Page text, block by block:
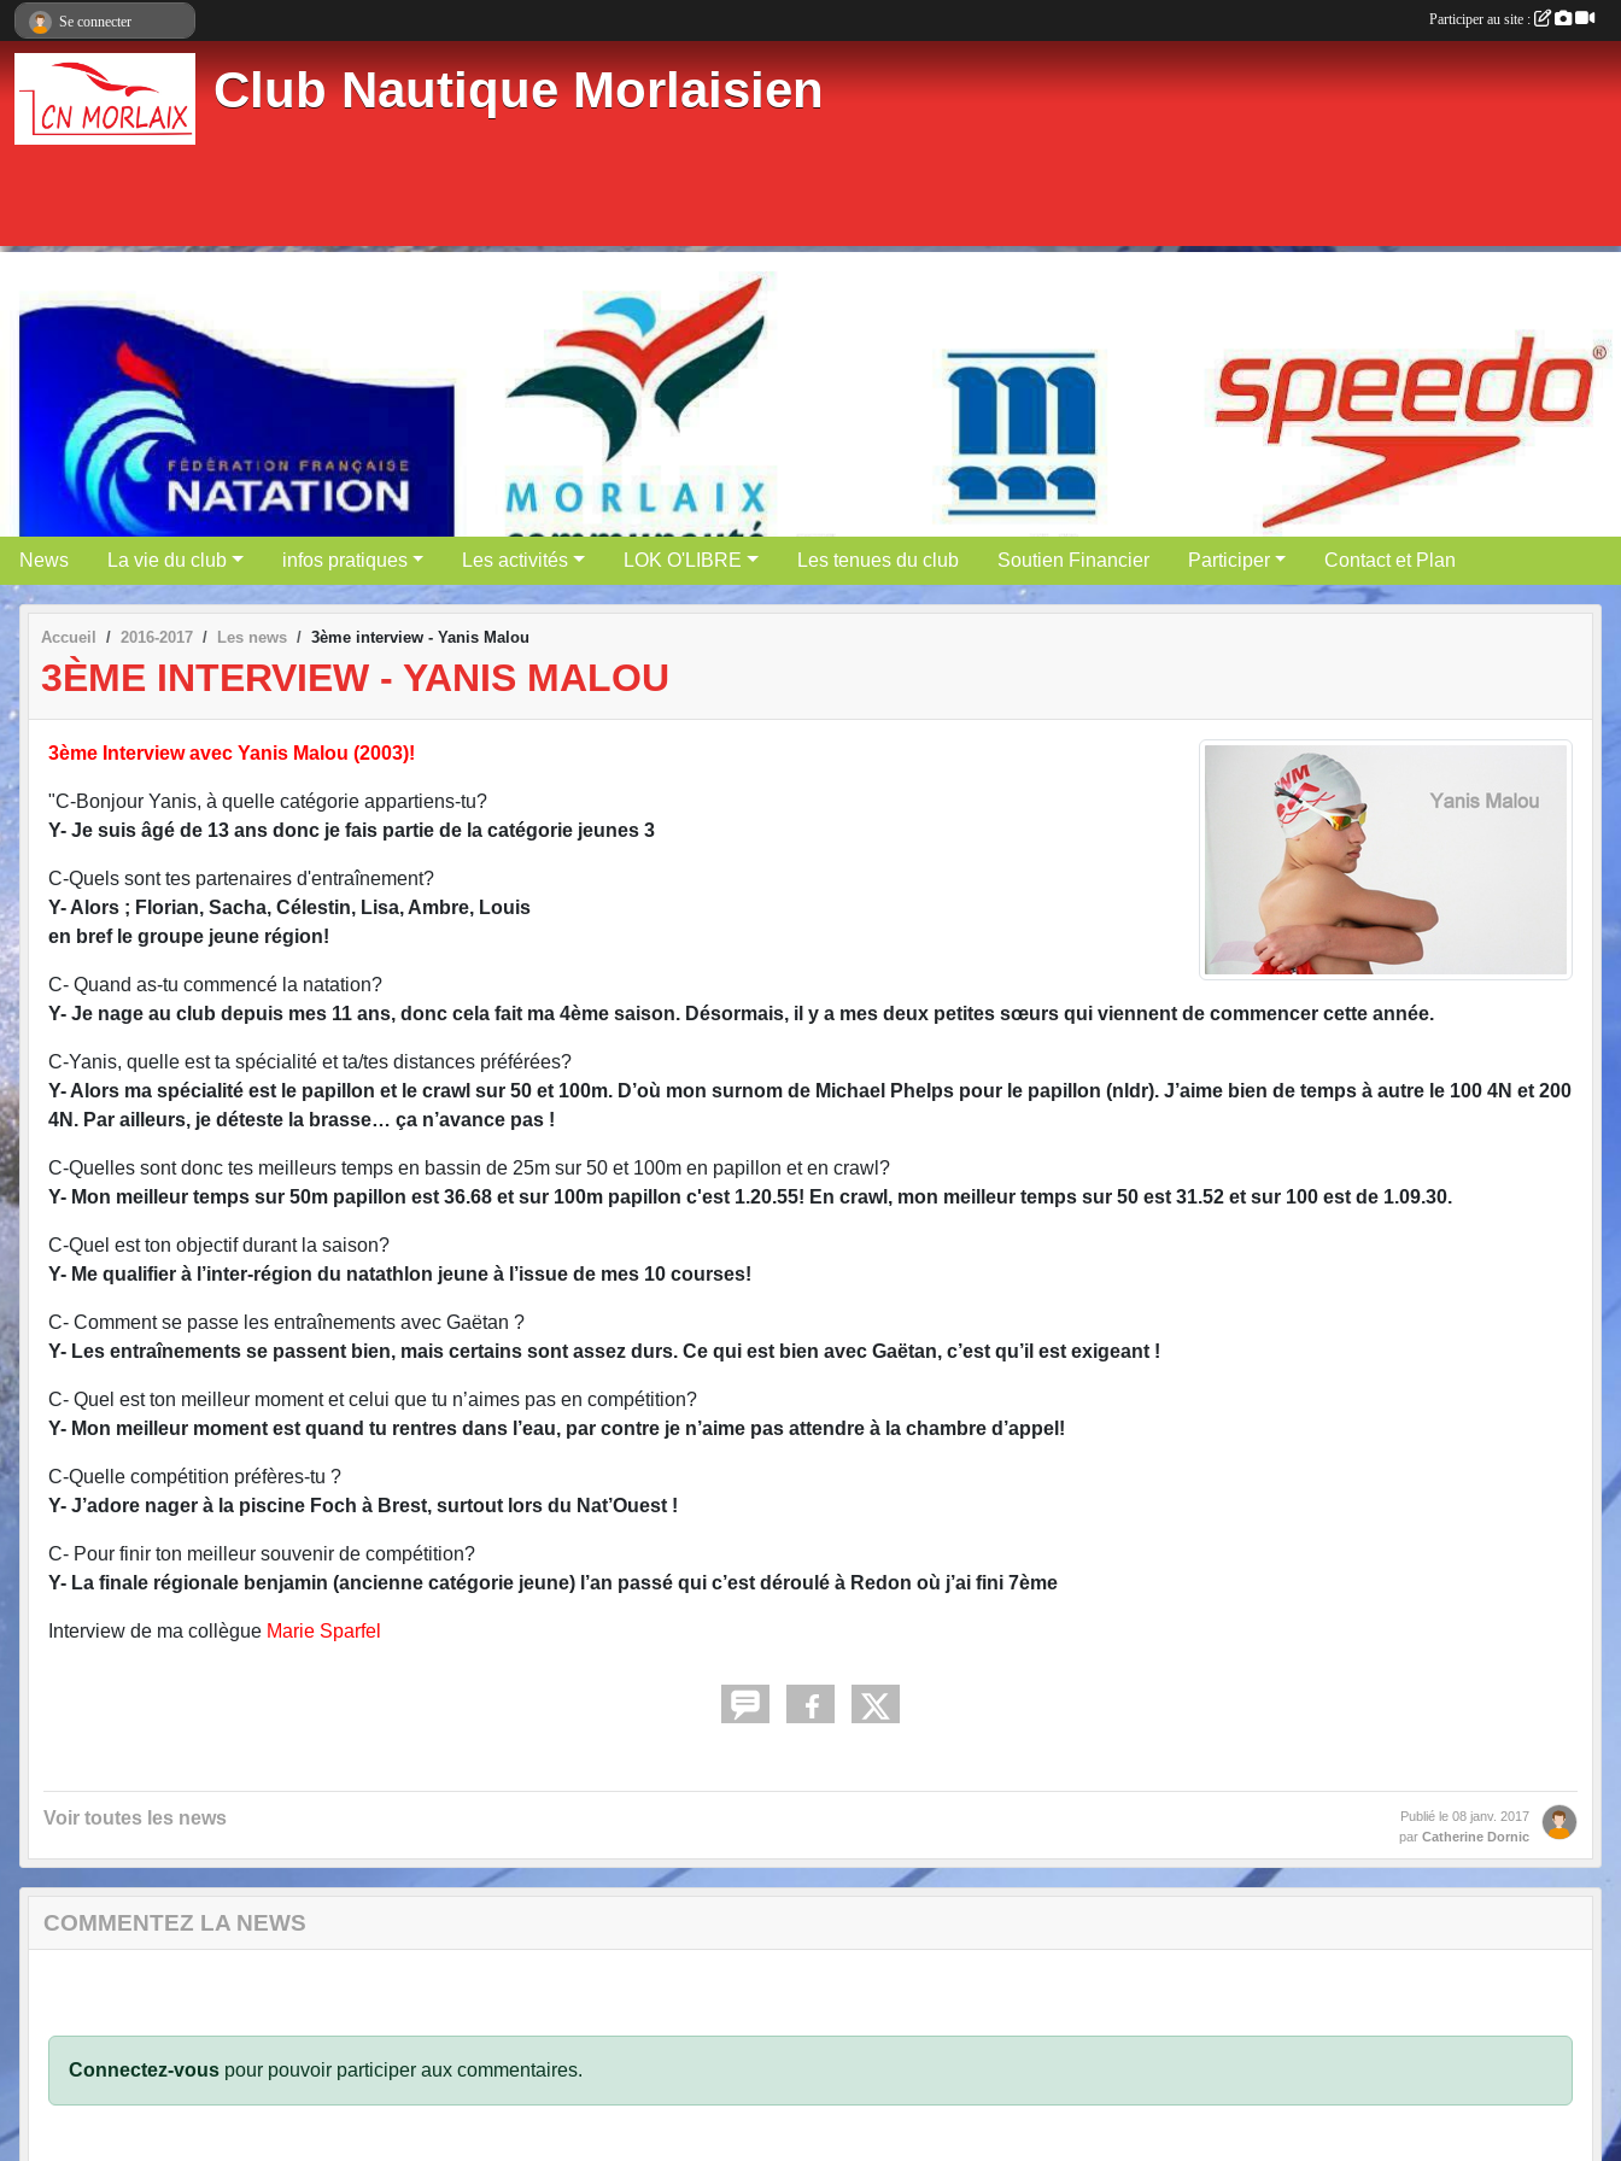
Club Nautique Morlaisien
News La vie du club infos pratiques Les activités LOK O'LIBRE Les tenues du club Soutien Financier Participer Contact et Plan
Accueil 2016-2017 Les news 3ème interview - Yanis Malou
3ÈME INTERVIEW - YANIS MALOU
3ème Interview avec Yanis Malou (2003)!
"C-Bonjour Yanis, à quelle catégorie appartiens-tu?
Y- Je suis âgé de 13 ans donc je fais partie de la catégorie jeunes 3
C-Quels sont tes partenaires d'entraînement?
Y- Alors ; Florian, Sacha, Célestin, Lisa, Ambre, Louis
en bref le groupe jeune région!
C- Quand as-tu commencé la natation?
Y- Je nage au club depuis mes 11 ans, donc cela fait ma 4ème saison. Désormais, il y a mes deux petites sœurs qui viennent de commencer cette année.
C-Yanis, quelle est ta spécialité et ta/tes distances préférées?
Y- Alors ma spécialité est le papillon et le crawl sur 50 et 100m. D’où mon surnom de Michael Phelps pour le papillon (nldr). J’aime bien de temps à autre le 100 4N et 200
4N. Par ailleurs, je déteste la brasse… ça n’avance pas !
C-Quelles sont donc tes meilleurs temps en bassin de 25m sur 50 et 100m en papillon et en crawl?
Y- Mon meilleur temps sur 50m papillon est 36.68 et sur 100m papillon c'est 1.20.55! En crawl, mon meilleur temps sur 50 est 31.52 et sur 100 est de 1.09.30.
C-Quel est ton objectif durant la saison?
Y- Me qualifier à l’inter-région du natathlon jeune à l’issue de mes 10 courses!
C- Comment se passe les entraînements avec Gaëtan ?
Y- Les entraînements se passent bien, mais certains sont assez durs. Ce qui est bien avec Gaëtan, c’est qu’il est exigeant !
C- Quel est ton meilleur moment et celui que tu n’aimes pas en compétition?
Y- Mon meilleur moment est quand tu rentres dans l’eau, par contre je n’aime pas attendre à la chambre d’appel!
C-Quelle compétition préfères-tu ?
Y- J’adore nager à la piscine Foch à Brest, surtout lors du Nat’Ouest !
C- Pour finir ton meilleur souvenir de compétition?
Y- La finale régionale benjamin (ancienne catégorie jeune) l’an passé qui c’est déroulé à Redon où j’ai fini 7ème
Interview de ma collègue Marie Sparfel
Voir toutes les news Publié le 08 janv. 2017
par Catherine Dornic
COMMENTEZ LA NEWS
Connectez-vous pour pouvoir participer aux commentaires.
Se connecter Participer au site :
Panneau de gestion des cookies